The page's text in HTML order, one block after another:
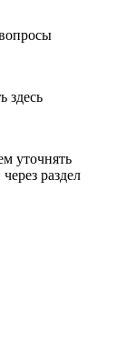
здесь
уточнять
раздел